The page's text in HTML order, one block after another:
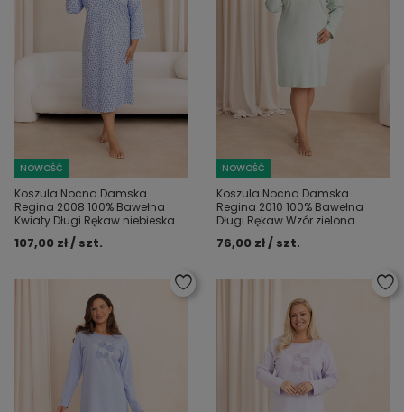
NOWOŚĆ
Koszula Nocna Damska
Regina 2008 100% Bawełna
Kwiaty Długi Rękaw niebieska
107,00 zł / szt.
NOWOŚĆ
Koszula Nocna Damska
Regina 2010 100% Bawełna
Długi Rękaw Wzór zielona
76,00 zł / szt.